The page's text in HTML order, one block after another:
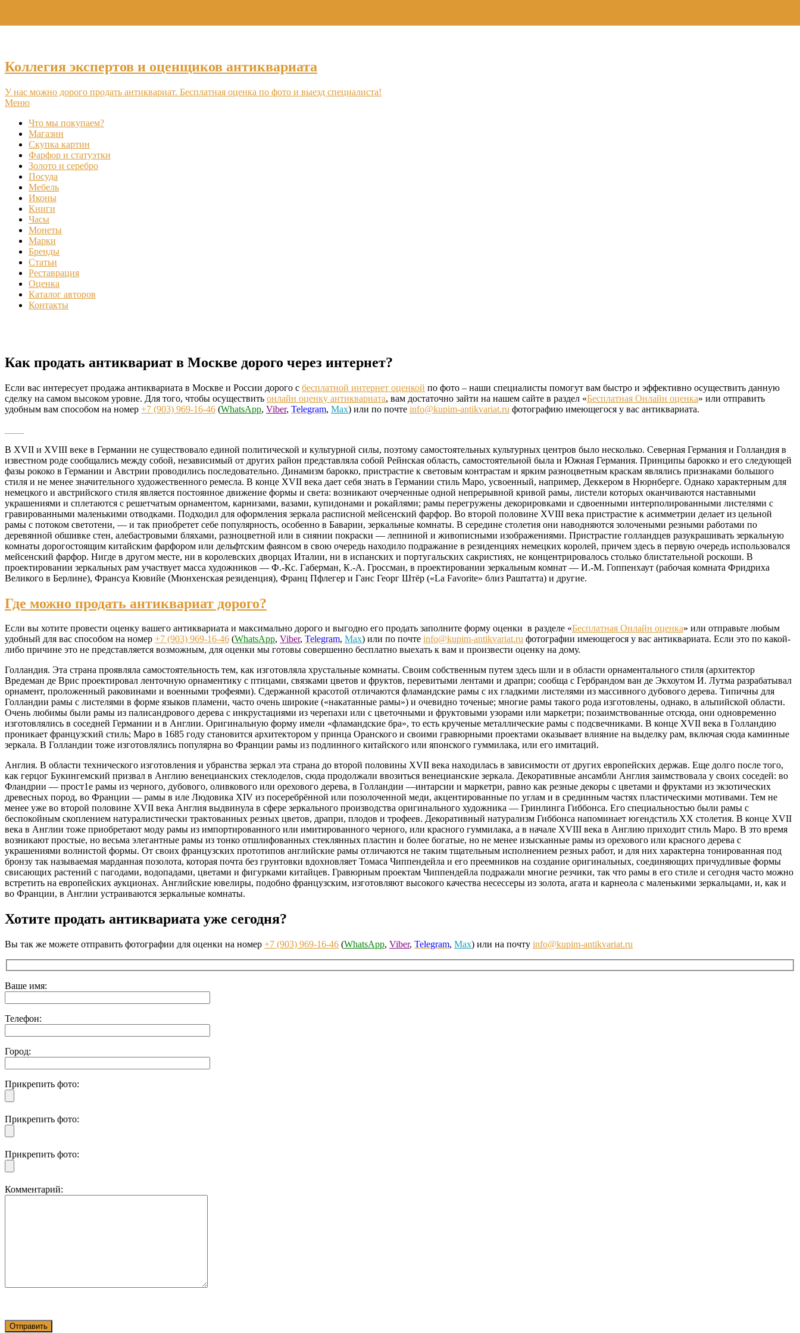
Коллегия экспертов и оценщиков антиквариата
У нас можно дорого продать антиквариат. Бесплатная оценка по фото и выезд специалиста!
Меню
Что мы покупаем?
Магазин
Скупка картин
Фарфор и статуэтки
Золото и серебро
Посуда
Мебель
Иконы
Книги
Часы
Монеты
Марки
Бренды
Статьи
Реставрация
Оценка
Каталог авторов
Контакты
Как продать антиквариат в Москве дорого через интернет?
Если вас интересует продажа антиквариата в Москве и России дорого с бесплатной интернет оценкой по фото – наши специалисты помогут вам быстро и эффективно осуществить данную
сделку на самом высоком уровне. Для того, чтобы осуществить онлайн оценку антиквариата, вам достаточно зайти на нашем сайте в раздел «Бесплатная Онлайн оценка» или отправить
удобным вам способом на номер +7 (903) 969-16-46 (WhatsApp, Viber, Telegram, Max) или по почте info@kupim-antikvariat.ru фотографию имеющегося у вас антиквариата.
В XVII и XVIII веке в Германии не существовало единой политической и культурной силы, поэтому самостоятельных культурных центров было несколько. Северная Германия и Голландия в
известном роде сообщались между собой, независимый от других район представляла собой Рейнская область, самостоятельной была и Южная Германия. Принципы барокко и его следующей
фазы рококо в Германии и Австрии проводились последовательно. Динамизм барокко, пристрастие к световым контрастам и ярким разноцветным краскам являлись признаками большого
стиля и не менее значительного художественного ремесла. В конце XVII века дает себя знать в Германии стиль Маро, усвоенный, например, Деккером в Нюрнберге. Однако характерным для
немецкого и австрийского стиля является постоянное движение формы и света: возникают очерченные одной непрерывной кривой рамы, листели которых оканчиваются наставными
украшениями и сплетаются с решетчатым орнаментом, карнизами, вазами, купидонами и рокайлями; рамы перегружены декорировками и сдвоенными интерполированными листелями с
гравированными маленькими отводками. Подходил для оформления зеркала расписной мейсенский фарфор. Во второй половине XVIII века пристрастие к асимметрии делает из цельной
рамы с потоком светотени, — и так приобретет себе популярность, особенно в Баварии, зеркальные комнаты. В середине столетия они наводняются золочеными резными работами по
деревянной обшивке стен, алебастровыми бляхами, разноцветной или в сиянии покраски — лепниной и живописными изображениями. Пристрастие голландцев разукрашивать зеркальную
комнаты дорогостоящим китайским фарфором или дельфтским фаянсом в свою очередь находило подражание в резиденциях немецких королей, причем здесь в первую очередь использовался
мейсенский фарфор. Нигде в другом месте, ни в королевских дворцах Италии, ни в испанских и португальских сакристиях, не концентрировалось столько блистательной роскоши. В
проектировании зеркальных рам участвует масса художников — Ф.-Кс. Габерман, К.-А. Гроссман, в проектировании зеркальным комнат — И.-М. Гоппенхаут (рабочая комната Фридриха
Великого в Берлине), Франсуа Кювийе (Мюнхенская резиденция), Франц Пфлегер и Ганс Георг Штёр («La Favorite» близ Раштатта) и другие.
Где можно продать антиквариат дорого?
Если вы хотите провести оценку вашего антиквариата и максимально дорого и выгодно его продать заполните форму оценки в разделе «Бесплатная Онлайн оценка» или отправьте любым
удобный для вас способом на номер +7 (903) 969-16-46 (WhatsApp, Viber, Telegram, Max) или по почте info@kupim-antikvariat.ru фотографии имеющегося у вас антиквариата. Если это по какой-
либо причине это не представляется возможным, для оценки мы готовы совершенно бесплатно выехать к вам и произвести оценку на дому.
Голландия. Эта страна проявляла самостоятельность тем, как изготовляла хрустальные комнаты. Своим собственным путем здесь шли и в области орнаментального стиля (архитектор
Вредеман де Врис проектировал ленточную орнаментику с птицами, связками цветов и фруктов, перевитыми лентами и драпри; сообща с Гербрандом ван де Экхоутом И. Лутма разрабатывал
орнамент, проложенный раковинами и военными трофеями). Сдержанной красотой отличаются фламандские рамы с их гладкими листелями из массивного дубового дерева. Типичны для
Голландии рамы с листелями в форме языков пламени, часто очень широкие («накатанные рамы») и очевидно точеные; многие рамы такого рода изготовлены, однако, в альпийской области.
Очень любимы были рамы из палисандрового дерева с инкрустациями из черепахи или с цветочными и фруктовыми узорами или маркетри; позаимствованные отсюда, они одновременно
изготовлялись в соседней Германии и в Англии. Оригинальную форму имели «фламандские бра», то есть крученые металлические рамы с подсвечниками. В конце XVII века в Голландию
проникает французский стиль; Маро в 1685 году становится архитектором у принца Оранского и своими гравюрными проектами оказывает влияние на выделку рам, включая сюда каминные
зеркала. В Голландии тоже изготовлялись популярна во Франции рамы из подлинного китайского или японского гуммилака, или его имитаций.
Англия. В области технического изготовления и убранства зеркал эта страна до второй половины XVII века находилась в зависимости от других европейских держав. Еще долго после того,
как герцог Букингемский призвал в Англию венецианских стеклоделов, сюда продолжали ввозиться венецианские зеркала. Декоративные ансамбли Англия заимствовала у своих соседей: во
Фландрии — прост1е рамы из черного, дубового, оливкового или орехового дерева, в Голландии —интарсии и маркетри, равно как резные декоры с цветами и фруктами из экзотических
древесных пород, во Франции — рамы в иле Людовика XIV из посеребрённой или позолоченной меди, акцентированные по углам и в срединным частях пластическими мотивами. Тем не
менее уже во второй половине XVII века Англия выдвинула в сфере зеркального производства оригинального художника — Гринлинга Гиббонса. Его специальностью были рамы с
беспокойным скоплением натуралистически трактованных резных цветов, драпри, плодов и трофеев. Декоративный натурализм Гиббонса напоминает югендстиль ХХ столетия. В конце XVII
века в Англии тоже приобретают моду рамы из импортированного или имитированного черного, или красного гуммилака, а в начале XVIII века в Англию приходит стиль Маро. В зто время
возникают простые, но весьма элегантные рамы из тонко отшлифованных стеклянных пластин и более богатые, но не менее изысканные рамы из орехового или красного дерева с
украшениями волнистой формы. От своих французских прототипов английские рамы отличаются не таким тщательным исполнением резных работ, и для них характерна тонированная под
бронзу так называемая марданная позолота, которая почта без грунтовки вдохновляет Томаса Чиппендейла и его преемников на создание оригинальных, соединяющих причудливые формы
свисающих растений с пагодами, водопадами, цветами и фигурками китайцев. Гравюрным проектам Чиппендейла подражали многие резчики, так что рамы в его стиле и сегодня часто можно
встретить на европейских аукционах. Английские ювелиры, подобно французским, изготовляют высокого качества несессеры из золота, агата и карнеола с маленькими зеркальцами, и, как и
во Франции, в Англии устраиваются зеркальные комнаты.
Хотите продать антиквариата уже сегодня?
Вы так же можете отправить фотографии для оценки на номер +7 (903) 969-16-46 (WhatsApp, Viber, Telegram, Max) или на почту info@kupim-antikvariat.ru
Ваше имя:
Телефон:
Город:
Прикрепить фото:
Прикрепить фото:
Прикрепить фото:
Комментарий: